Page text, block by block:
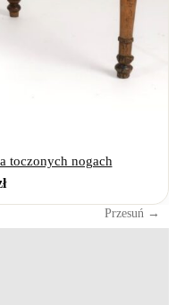
toczonych nogach